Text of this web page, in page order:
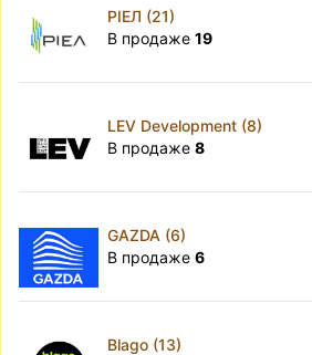
РІЕЛ (21)
В продаже 19
LEV Development (8)
В продаже 8
GAZDA (6)
В продаже 6
Blago (13)